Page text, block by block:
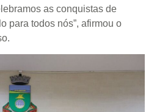
as conquistas de
para todos nós”, afirmou o